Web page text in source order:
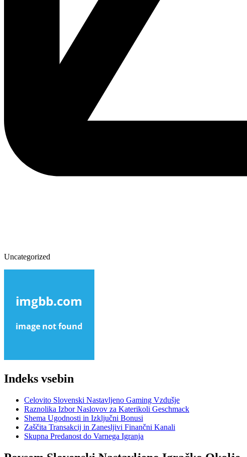
Uncategorized
Indeks vsebin
Celovito Slovenski Nastavljeno Gaming Vzdušje
Raznolika Izbor Naslovov za Katerikoli Geschmack
Shema Ugodnosti in Izključni Bonusi
Zaščita Transakcij in Zanesljivi Finančni Kanali
Skupna Predanost do Varnega Igranja